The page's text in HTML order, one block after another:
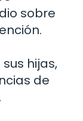
sobre
hijas,
de